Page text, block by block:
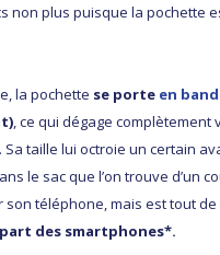
non plus puisque la pochette
la pochette se porte en
, ce qui dégage complètement
Sa taille lui octroie un certain
le sac que l’on trouve d’un
téléphone, mais est tout de
des smartphones*.